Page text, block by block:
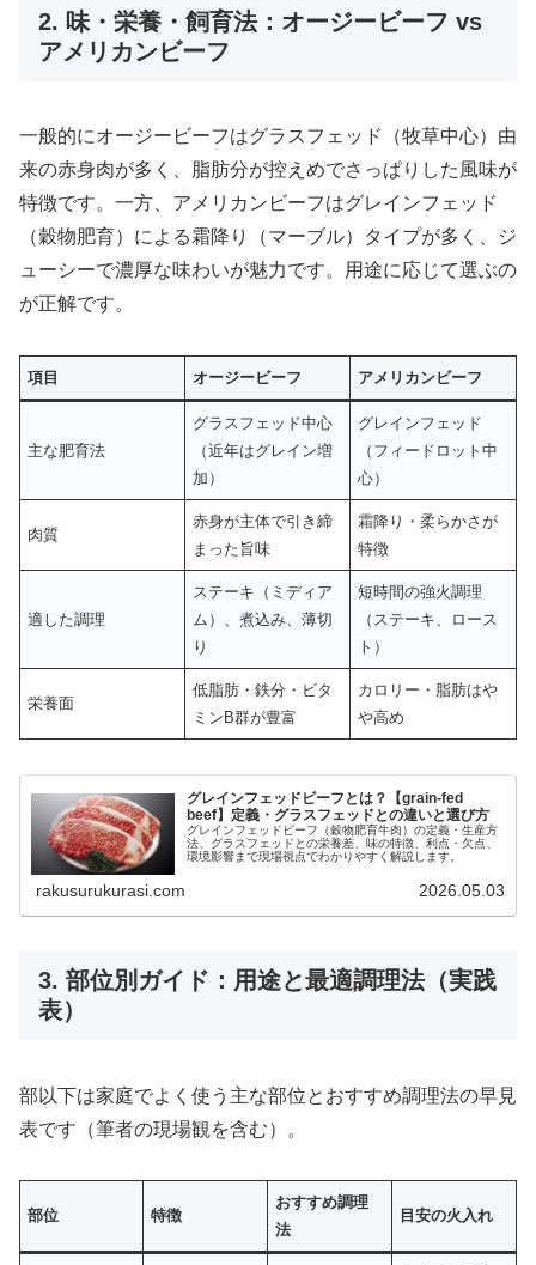
2. 味・栄養・飼育法：オージービーフ vs
アメリカンビーフ
一般的にオージービーフはグラスフェッド（牧草中心）由
来の赤身肉が多く、脂肪分が控えめでさっぱりした風味が
特徴です。一方、アメリカンビーフはグレインフェッド
（穀物肥育）による霜降り（マーブル）タイプが多く、ジ
ューシーで濃厚な味わいが魅力です。用途に応じて選ぶの
が正解です。
項目 オージービーフ アメリカンビーフ
主な肥育法
グラスフェッド中心
（近年はグレイン増
加）
グレインフェッド
（フィードロット中
心）
肉質
赤身が主体で引き締
まった旨味
霜降り・柔らかさが
特徴
適した調理
ステーキ（ミディア
ム）、煮込み、薄切
り
短時間の強火調理
（ステーキ、ロース
ト）
栄養面
低脂肪・鉄分・ビタ
ミンB群が豊富
カロリー・脂肪はや
や高め
グレインフェッドビーフとは？【grain-fed
beef】定義・グラスフェッドとの違いと選び方
グレインフェッドビーフ（穀物肥育牛肉）の定義・生産方
法、グラスフェッドとの栄養差、味の特徴、利点・欠点、
環境影響まで現場視点でわかりやすく解説します。
rakusurukurasi.com 2026.05.03
3. 部位別ガイド：用途と最適調理法（実践
表）
部以下は家庭でよく使う主な部位とおすすめ調理法の早見
表です（筆者の現場観を含む）。
部位 特徴
おすすめ調理
法
目安の火入れ